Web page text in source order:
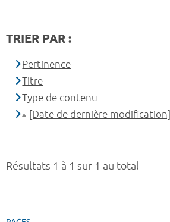
Résultats 1 à 1 sur 1 au total
TRIER PAR :
Pertinence
Titre
Type de contenu
[Date de dernière modification]